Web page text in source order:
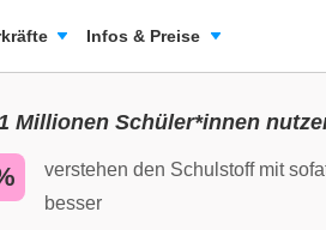
Infos & Preise
Millionen Schüler*innen
verstehen den Schulstoff mit
besser